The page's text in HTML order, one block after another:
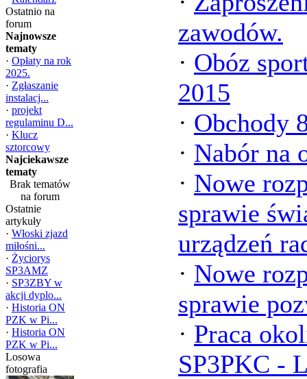
Ostatnio na
forum
Najnowsze
tematy
· Opłaty na rok
2025.
· Zgłaszanie
instalacj...
· projekt
regulaminu D...
· Klucz
sztorcowy
Najciekawsze
tematy
Brak tematów
na forum
Ostatnie
artykuły
· Włoski zjazd
miłośni...
· Życiorys
SP3AMZ
· SP3ZBY w
akcji dyplo...
· Historia ON
PZK w Pi...
· Historia ON
PZK w Pi...
Losowa
fotografia
zawodów.
· Obóz
2015
· Obchody
· Nabór na
· Nowe
sprawie
urządzeń
· Nowe
sprawie
· Praca
SP3PKC -